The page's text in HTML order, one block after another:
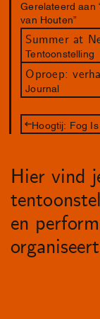
Gerelateerd aan
van Houten”
Summer at
Tentoonstelling
Journal
Hier vind
en